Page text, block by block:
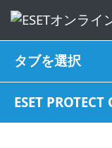
タブを選択
ESET